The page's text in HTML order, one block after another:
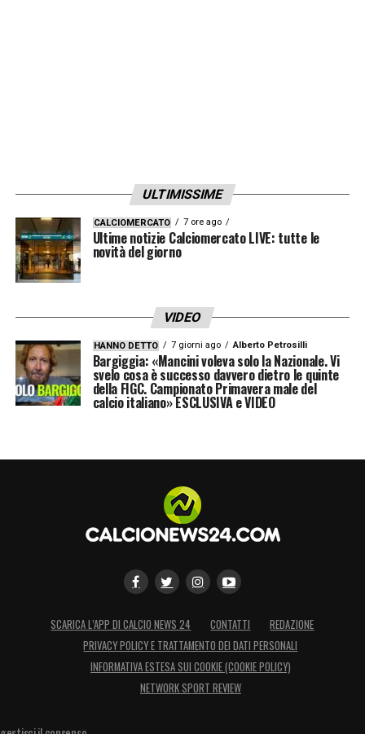
ULTIMISSIME
CALCIOMERCATO 7 ore ago
Ultime notizie Calciomercato LIVE: tutte le
novità del giorno
VIDEO
HANNO DETTO 7 giorni ago Alberto Petrosilli
Bargiggia: «Mancini voleva solo la Nazionale. Vi
svelo cosa è successo davvero dietro le quinte
della FIGC. Campionato Primavera male del
calcio italiano» ESCLUSIVA e VIDEO
SCARICA L’APP DI CALCIO NEWS 24 CONTATTI
REDAZIONE
PRIVACY POLICY E TRATTAMENTO DEI DATI PERSONALI
INFORMATIVA ESTESA SUI COOKIE (COOKIE POLICY)
NETWORK SPORT REVIEW